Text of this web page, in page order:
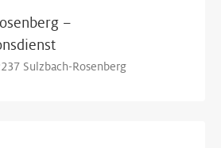
–
Sulzbach-Rosenberg